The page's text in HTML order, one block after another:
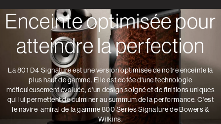
Enceinte optimisée pour
atteindre la perfection
La 801 D4 Signature est une version optimisée de notre enceinte la
plus haut de gamme. Elle est dotée d'une technologie
méticuleusement évoluée, d'un design soigné et de finitions uniques
qui lui permettent de culminer au summum de la performance. C'est
le navire-amiral de la gamme 800 Series Signature de Bowers &
Wilkins.